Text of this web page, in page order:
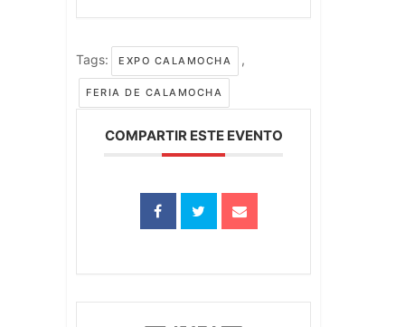
Tags: EXPO CALAMOCHA ,
FERIA DE CALAMOCHA
COMPARTIR ESTE EVENTO